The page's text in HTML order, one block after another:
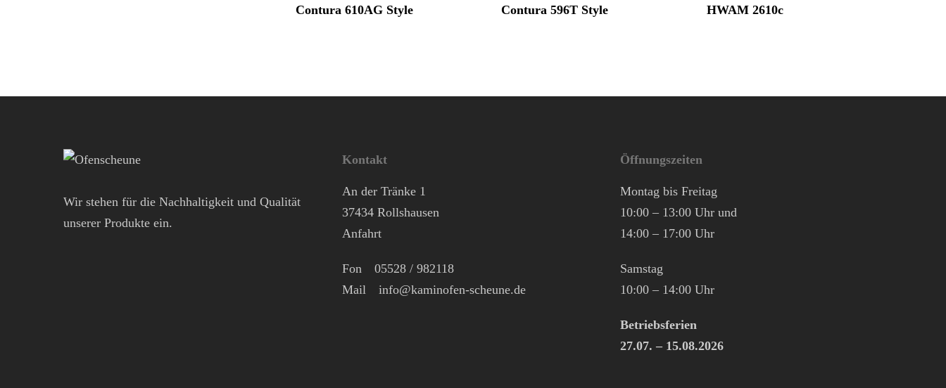
Contura 610AG Style Contura 596T Style HWAM 2610c
Wir stehen für die Nachhaltigkeit und Qualität
unserer Produkte ein.
Kontakt
An der Tränke 1
37434 Rollshausen
Anfahrt
Fon 05528 / 982118
Mail info@kaminofen-scheune.de
Öffnungszeiten
Montag bis Freitag
10:00 – 13:00 Uhr und
14:00 – 17:00 Uhr
Samstag
10:00 – 14:00 Uhr
Betriebsferien
27.07. – 15.08.2026